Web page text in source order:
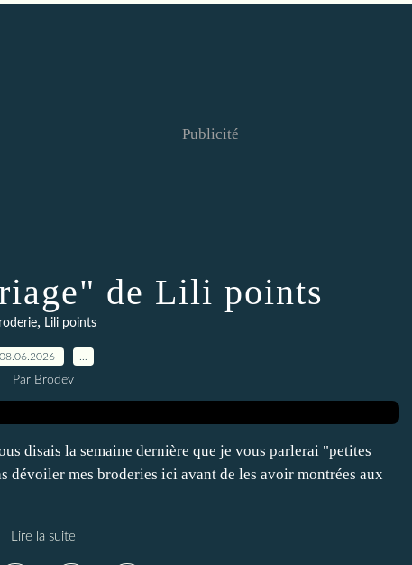
Publicité
de Lili points
, Lili points
08.06.2026
Par Brodev
disais la semaine dernière que je vous parlerai "petites
dévoiler mes broderies ici avant de les avoir montrées aux
Lire la suite